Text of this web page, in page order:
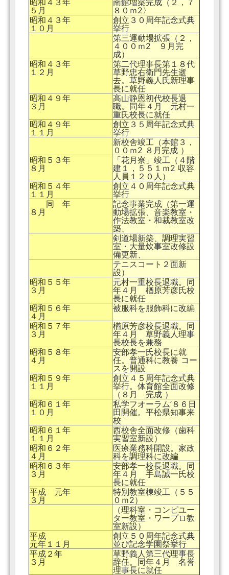
昭和４３年
５月
南館増築完成（２，７
８０ｍ2〉
昭和４３年
１０月
創立３０周年記念式典
挙行
第三運動場拡張（２，
４００ｍ2 ９月完
成）
昭和４３年
１２月
第二代理事長第１８代
草野忠右衛門先生逝
去。草野義人氏新理事
長に就任
昭和４９年
３月
高山静恩初代校長退
職。同年４月 元村一
重氏校長に就任
昭和４９年
１１月
創立３５周年記念式典
挙行
新校舎竣工（本館３，
００ｍ2 ８月完成 ）
昭和５３年
８月
「花月寮」竣工（４階
建１，５５１ｍ2 収容
人員１２０人）
昭和５４年
１１月
創立４０周年記念式典
挙行
同 年
８月
記念事業完成（第一運
動場拡張、音楽教室・
作法教室・和裁教室改
築、
剣道場新築、調理実習
室・大量炊事室改修設
備更新、
テニスコート２面新
設）
昭和５５年
３月
元村一重校長退職。同
年４月 楢原芳彦氏校
長に就任
昭和５６年
４月
被服科を服飾科に改編
昭和５７年
３月
楢原芳彦校長退職。同
年４月 草野義人理事
長校長を兼務
昭和５８年
４月
安部孝一氏校長に就
任。普通科に教養 コー
スを開設
昭和５９年
１１月
創立４５周年記念式典
挙行。体育館全面改修
（８月 完成 ）
昭和６１年
１０月
私学フオーラム’８６日
田開催。平松県知事来
校
昭和６１年
１１月
西校舎全面改修（歯科
実習室新設）
昭和６２年
４月
医療業務科開設。家政
科を調理科に改編
昭和６３年
３月
安部孝一校長退職。同
年４月 手島誠一氏校
長に就任
平成 元年
３月
特別教室棟竣工（５５
０ｍ2）
（理科室・コンピユー
ター教室・ワープロ教
室新設）
平成
元年１１月
創立５０周年記念式典
並ぴ記念学園祭挙行
平成２年
３月
草野義人第三代理事長
辞任。同年４月 名誉
理事長に就任